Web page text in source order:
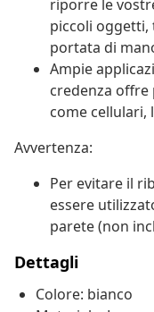
riporre le
piccoli oggetti,
portata di
Ampie
credenza
come cellulari,
Avvertenza:
Per evitare il
essere
parete (non
Dettagli
Colore: bianco